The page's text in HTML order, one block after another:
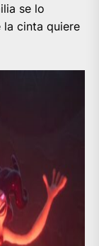
se lo
la cinta quiere